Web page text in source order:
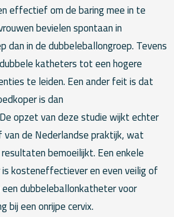
effectief om de baring mee in te
bevielen spontaan in
dan in de dubbeleballongroep. Tevens
katheters tot een hogere
te leiden. Een ander feit is dat
is dan
opzet van deze studie wijkt echter
de Nederlandse praktijk, wat
bemoeilijkt. Een enkele
kosteneffectiever en even veilig of
dubbeleballonkatheter voor
bij een onrijpe cervix.